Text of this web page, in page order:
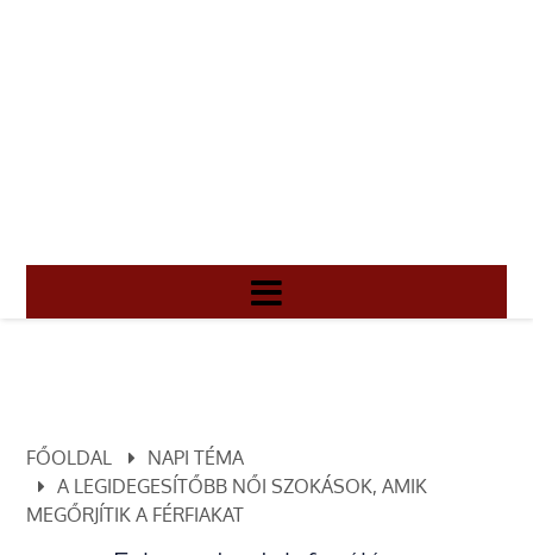
FŐOLDAL
NAPI TÉMA
A LEGIDEGESÍTŐBB NŐI SZOKÁSOK, AMIK
MEGŐRJÍTIK A FÉRFIAKAT